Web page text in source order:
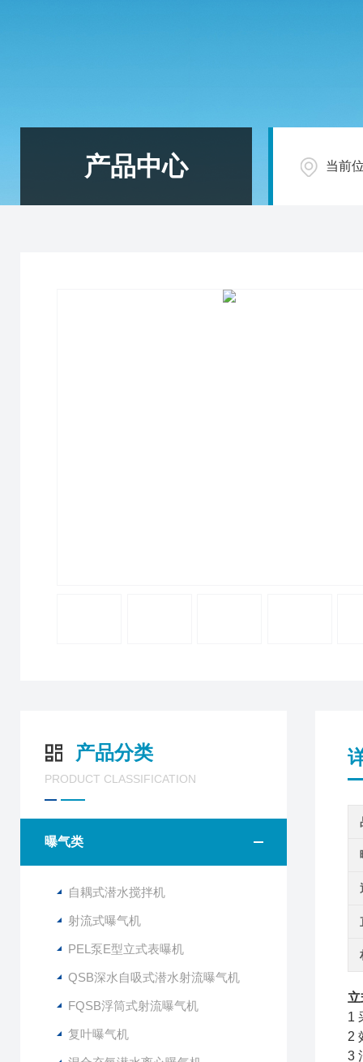
产品中心 当前
产品分类
PRODUCT CLASSIFICATION
曝气类
自耦式潜水搅拌机
射流式曝气机
PEL泵E型立式表曝机
QSB深水自吸式潜水射流曝气机
FQSB浮筒式射流曝气机
复叶曝气机
1
2
3